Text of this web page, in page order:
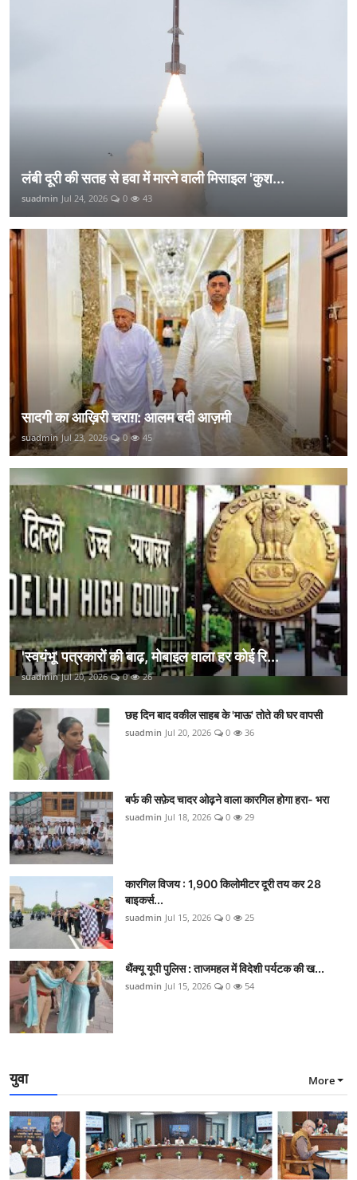
लंबी दूरी की सतह से हवा में मारने वाली मिसाइल 'कुश...
suadmin Jul 24, 2026 0 43
सादगी का आख़िरी चराग़: आलम बदी आज़मी
suadmin Jul 23, 2026 0 45
'स्वयंभू' पत्रकारों की बाढ़, मोबाइल वाला हर कोई रि...
suadmin Jul 20, 2026 0 26
छह दिन बाद वकील साहब के 'माऊ' तोते की घर वापसी
suadmin Jul 20, 2026 0 36
बर्फ की सफ़ेद चादर ओढ़ने वाला कारगिल होगा हरा- भरा
suadmin Jul 18, 2026 0 29
कारगिल विजय : 1,900 किलोमीटर दूरी तय कर 28
बाइकर्स...
suadmin Jul 15, 2026 0 25
थैंक्यू यूपी पुलिस : ताजमहल में विदेशी पर्यटक की ख...
suadmin Jul 15, 2026 0 54
युवा More